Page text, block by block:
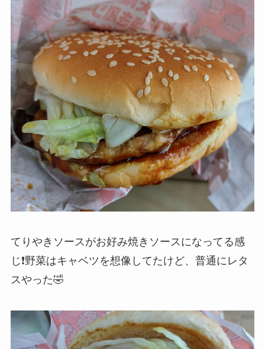
てりやきソースがお好み焼きソースになってる感
じ❗野菜はキャベツを想像してたけど、普通にレタ
スやった🤣